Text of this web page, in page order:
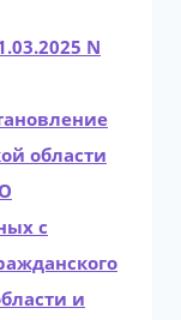
N
области
с
и